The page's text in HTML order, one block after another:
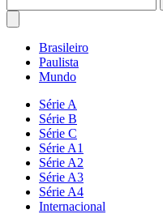
Brasileiro
Paulista
Mundo
Série A
Série B
Série C
Série A1
Série A2
Série A3
Série A4
Internacional